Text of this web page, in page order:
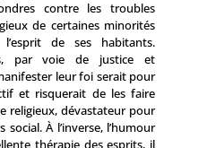
contre les troubles
de certaines minorités
de ses habitants.
par voie de justice et
leur foi serait pour
et risquerait de les faire
religieux, dévastateur pour
À l’inverse, l’humour
thérapie des esprits, il